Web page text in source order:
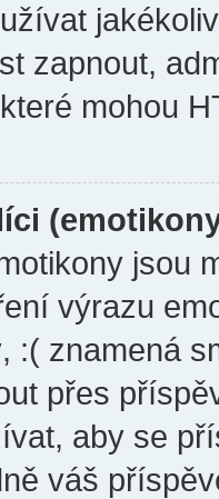
zapnout,
mohou
jsou
výrazu
:( znamená
přes
aby se
váš